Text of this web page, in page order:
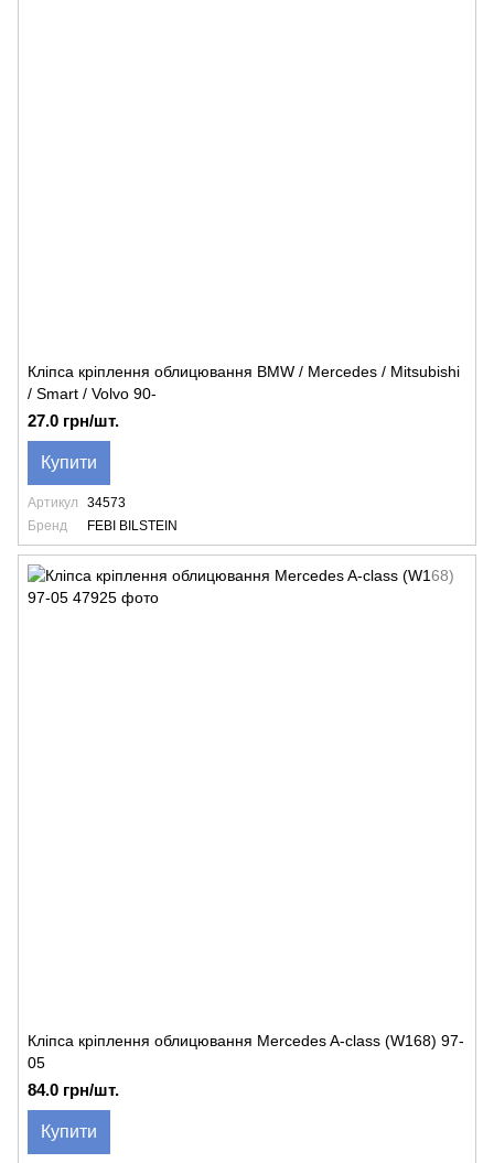
Кліпса кріплення облицювання BMW / Mercedes / Mitsubishi
/ Smart / Volvo 90-
27.0 грн/шт.
Купити
Артикул
34573
Бренд
FEBI BILSTEIN
Кліпса кріплення облицювання Mercedes A-class (W168) 97-
05
84.0 грн/шт.
Купити